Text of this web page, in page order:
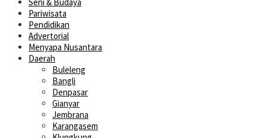
Pariwisata
Pendidikan
Advertorial
Menyapa Nusantara
Daerah
Buleleng
Bangli
Denpasar
Gianyar
Jembrana
Karangasem